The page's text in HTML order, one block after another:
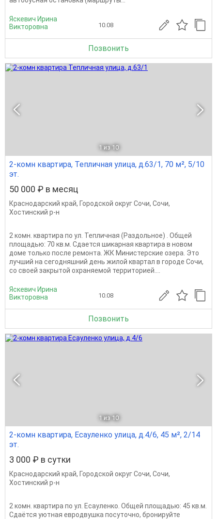
Яскевич Ирина
Викторовна
10.08
Позвонить
1 из 10
2-комн квартира, Тепличная улица, д.63/1, 70 м², 5/10
эт.
50 000 ₽ в месяц
Краснодарский край, Городской округ Сочи, Сочи,
Хостинский р-н
2 комн. квартира по ул. Тепличная (Раздольное) . Общей
площадью: 70 кв.м. Сдается шикарная квартира в новом
доме только после ремонта. ЖК Министерские озера. Это
лучший на сегодняшний день жилой квартал в городе Сочи,
со своей закрытой охраняемой территорией....
Яскевич Ирина
Викторовна
10.08
Позвонить
1 из 10
2-комн квартира, Есауленко улица, д.4/6, 45 м², 2/14
эт.
3 000 ₽ в сутки
Краснодарский край, Городской округ Сочи, Сочи,
Хостинский р-н
2 комн. квартира по ул. Есауленко. Общей площадью: 45 кв.м.
Сдаётся уютная евродвушка посуточно, бронируйте